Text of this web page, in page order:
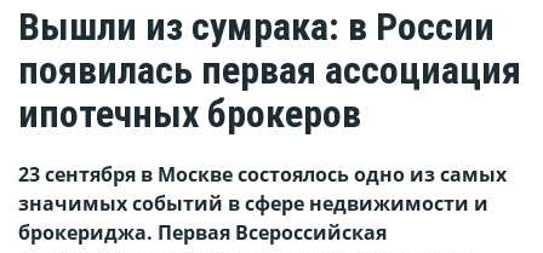
Вышли из сумрака: в России
появилась первая ассоциация
ипотечных брокеров
23 сентября в Москве состоялось одно из самых
значимых событий в сфере недвижимости и
брокериджа. Первая Всероссийская